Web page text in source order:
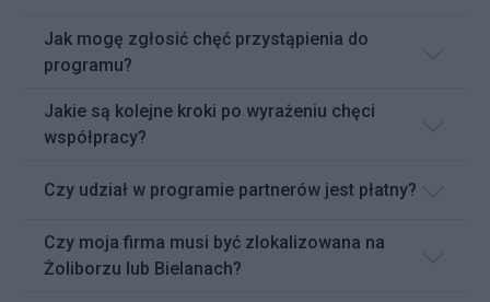
Jak mogę zgłosić chęć przystąpienia do
programu?
Jakie są kolejne kroki po wyrażeniu chęci
współpracy?
Czy udział w programie partnerów jest płatny?
Czy moja firma musi być zlokalizowana na
Żoliborzu lub Bielanach?